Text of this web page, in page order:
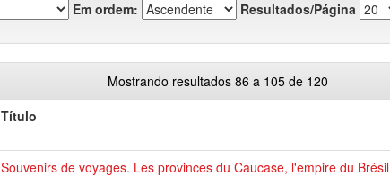
Em ordem: Resultados/Página
Mostrando resultados 86 a 105 de 120
Título
Souvenirs de voyages. Les provinces du Caucase, l'empire du Brésil